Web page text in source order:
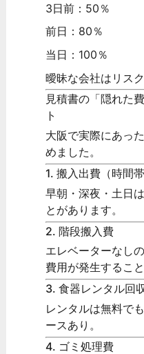
3日前：50％
前日：80％
当日：100％
曖昧な会社はリス
見積書の「隠れた
ト
大阪で実際にあっ
めました。
1. 搬入出費（時間帯
早朝・深夜・土日
とがあります。
2. 階段搬入費
エレベーターなし
費用が発生すること
3. 食器レンタル回
レンタルは無料で
ースあり。
4. ゴミ処理費